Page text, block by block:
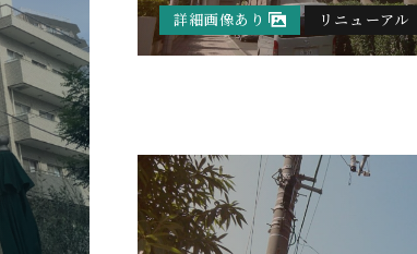
詳細画像あり リニューアル